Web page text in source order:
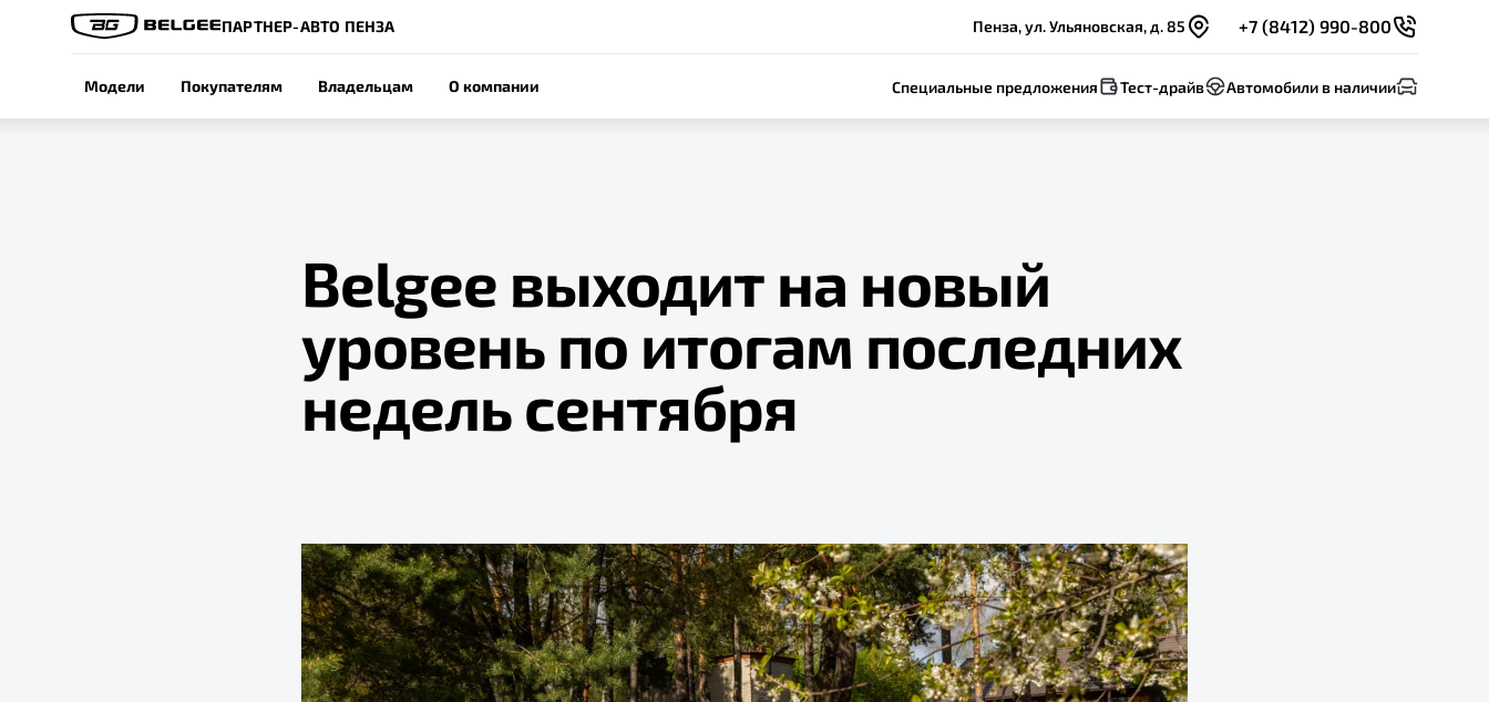
ПАРТНЕР-АВТО ПЕНЗА Пенза, ул. Ульяновская, д. 85 +7 (8412) 990-800
Модели Покупателям Владельцам О компании Специальные предложения Тест-драйв Автомобили в наличии
Belgee выходит на новый
уровень по итогам последних
недель сентября